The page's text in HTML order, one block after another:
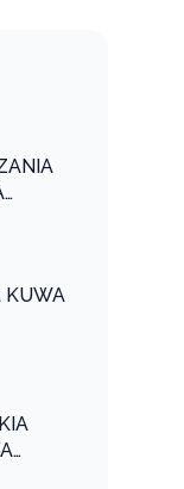
YA
KUWA